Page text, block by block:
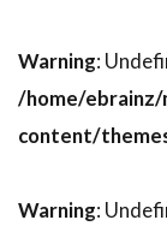
トニー・
トビン・ベ
トビー・
トマ・ソ
Warning:
/home/ebrainz/
content/
Warning: